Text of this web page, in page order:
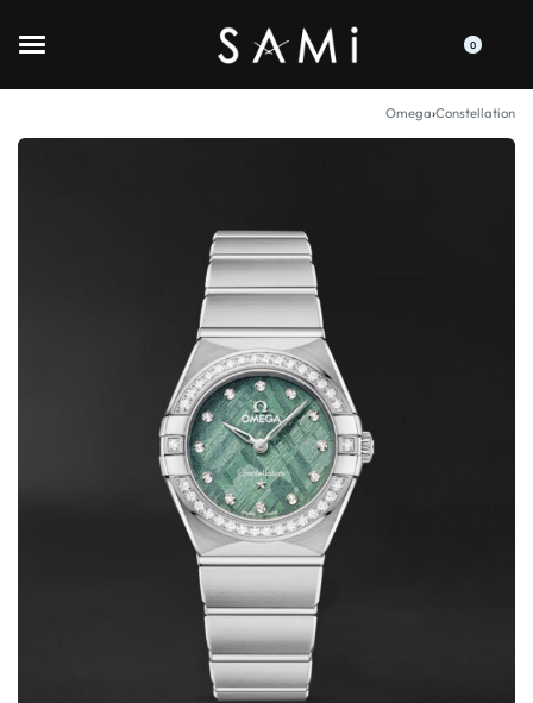
0
Omega›Constellation